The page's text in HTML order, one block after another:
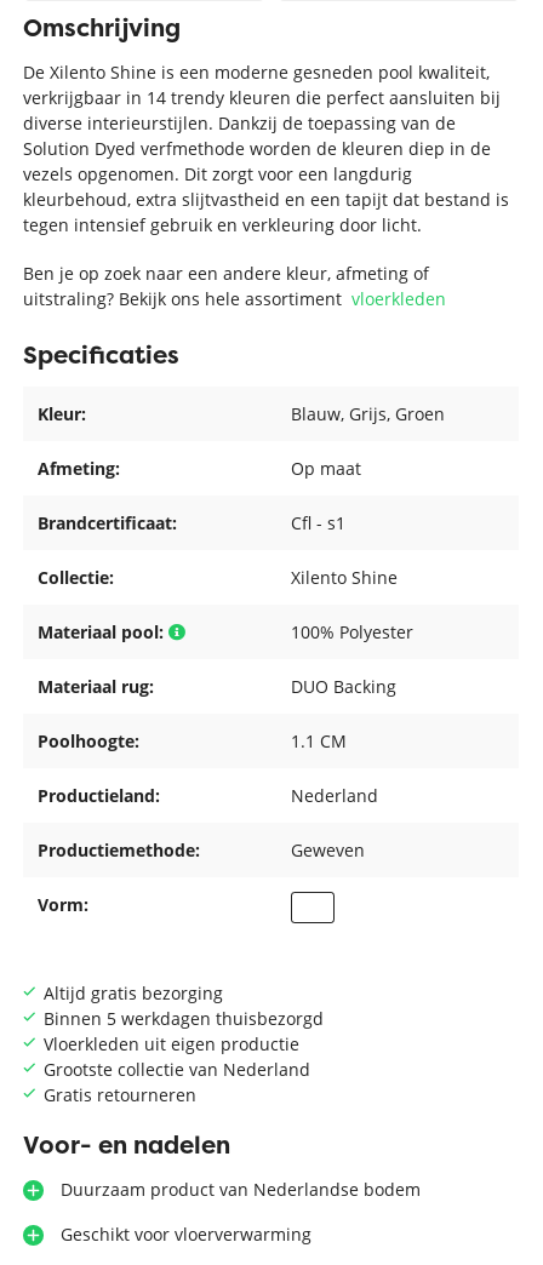
Altijd gratis bezorging
Binnen 5 werkdagen thuisbezorgd
Vloerkleden uit eigen productie
Grootste collectie van Nederland
Gratis retourneren
Voor- en nadelen
Duurzaam product van Nederlandse bodem
Geschikt voor vloerverwarming
Omschrijving
De Xilento Shine is een moderne gesneden pool kwaliteit,
verkrijgbaar in 14 trendy kleuren die perfect aansluiten bij
diverse interieurstijlen. Dankzij de toepassing van de
Solution Dyed verfmethode worden de kleuren diep in de
vezels opgenomen. Dit zorgt voor een langdurig
kleurbehoud, extra slijtvastheid en een tapijt dat bestand is
tegen intensief gebruik en verkleuring door licht.
Ben je op zoek naar een andere kleur, afmeting of
uitstraling? Bekijk ons hele assortimentvloerkleden
Specificaties
Kleur: Blauw, Grijs, Groen
Afmeting: Op maat
Brandcertificaat: Cfl - s1
Collectie: Xilento Shine
Materiaal pool: 100% Polyester
Materiaal rug: DUO Backing
Poolhoogte: 1.1 CM
Productieland: Nederland
Productiemethode: Geweven
Vorm: